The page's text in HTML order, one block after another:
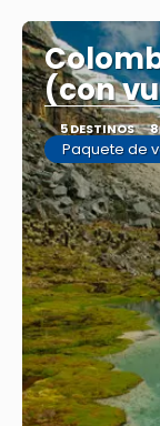
(con
5 DESTINOS 8
Paquete de